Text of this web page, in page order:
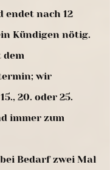
endet nach 12
Kündigen nötig.
dem
wir
20. oder 25.
immer zum
Bedarf zwei Mal